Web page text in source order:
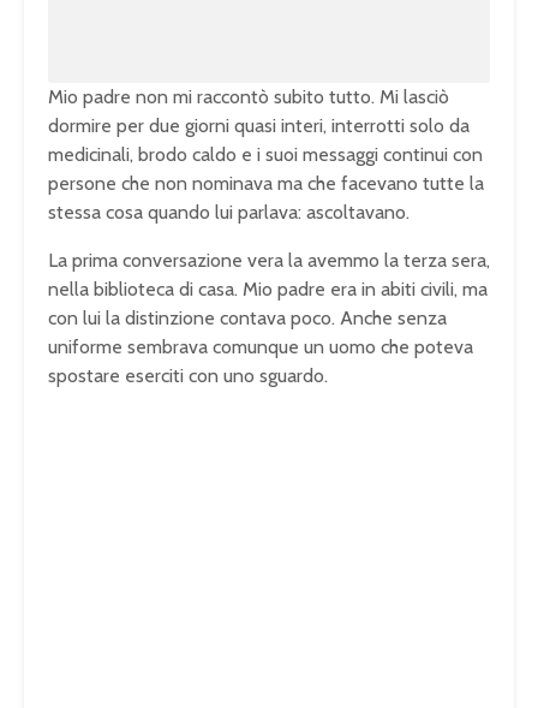
Mio padre non mi raccontò subito tutto. Mi lasciò
dormire per due giorni quasi interi, interrotti solo da
medicinali, brodo caldo e i suoi messaggi continui con
persone che non nominava ma che facevano tutte la
stessa cosa quando lui parlava: ascoltavano.
La prima conversazione vera la avemmo la terza sera,
nella biblioteca di casa. Mio padre era in abiti civili, ma
con lui la distinzione contava poco. Anche senza
uniforme sembrava comunque un uomo che poteva
spostare eserciti con uno sguardo.